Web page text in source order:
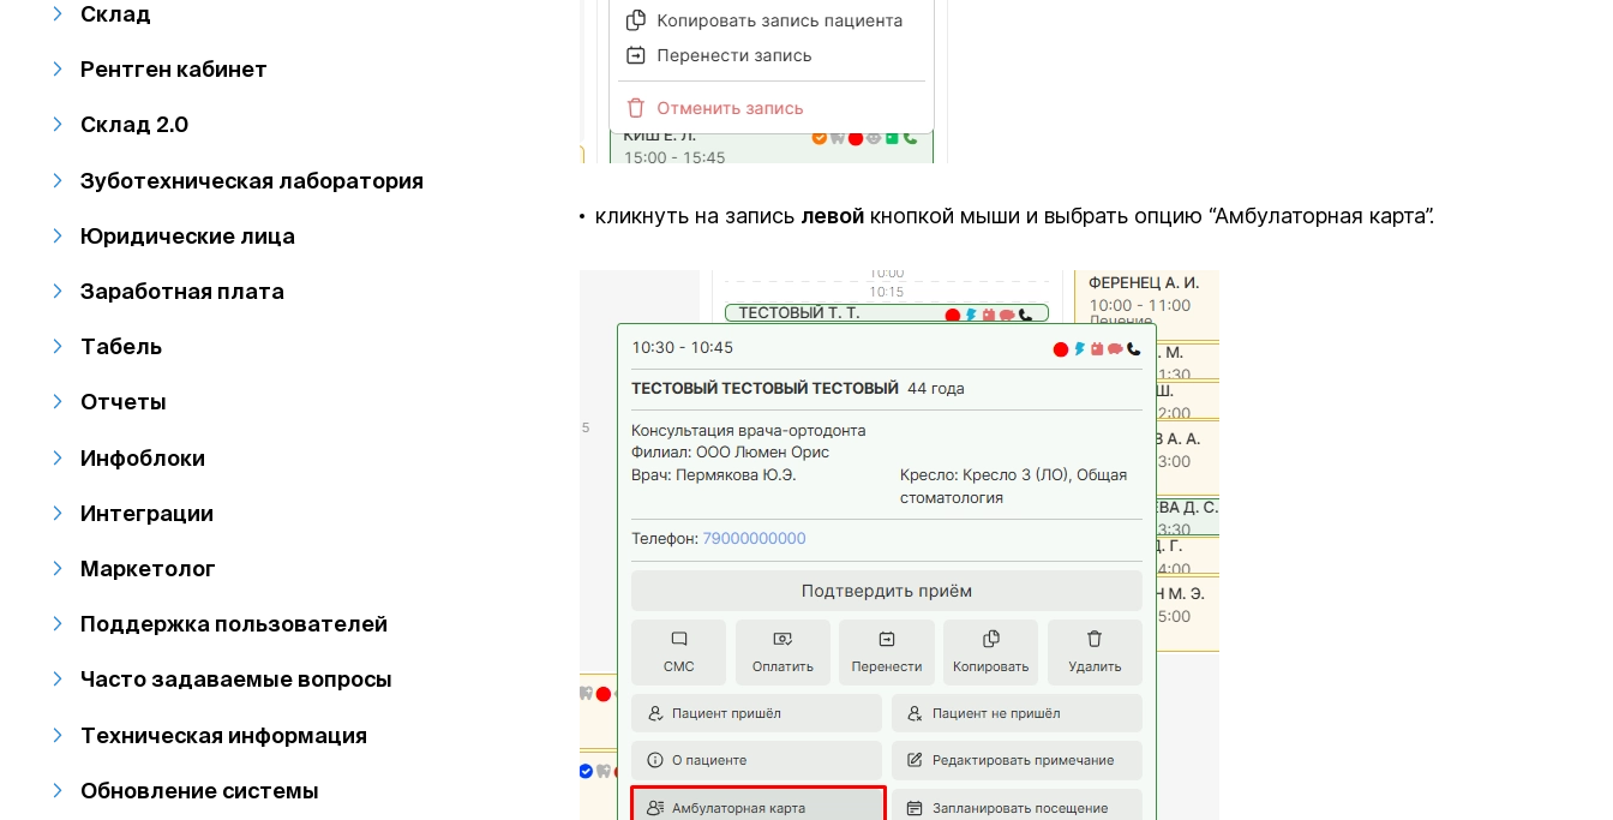
Склад
Рентген кабинет
Склад 2.0
Зуботехническая лаборатория
Юридические лица
Заработная плата
Табель
Отчеты
Инфоблоки
Интеграции
Маркетолог
Поддержка пользователей
Часто задаваемые вопросы
Техническая информация
Обновление системы
кликнуть на запись левой кнопкой мыши и выбрать опцию “Амбулаторная карта”.